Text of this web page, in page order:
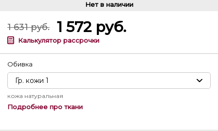
Нет в наличии
1 631 руб. 1 572 руб.
Калькулятор рассрочки
Обивка
кожа натуральная
Подробнее про ткани